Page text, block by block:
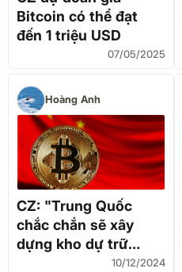
Bitcoin có thể đạt
đến 1 triệu USD
07/05/2025
Hoàng Anh
CZ: "Trung Quốc
chắc chắn sẽ xây
dựng kho dự trữ
Bitcoin chiến lược"
10/12/2024